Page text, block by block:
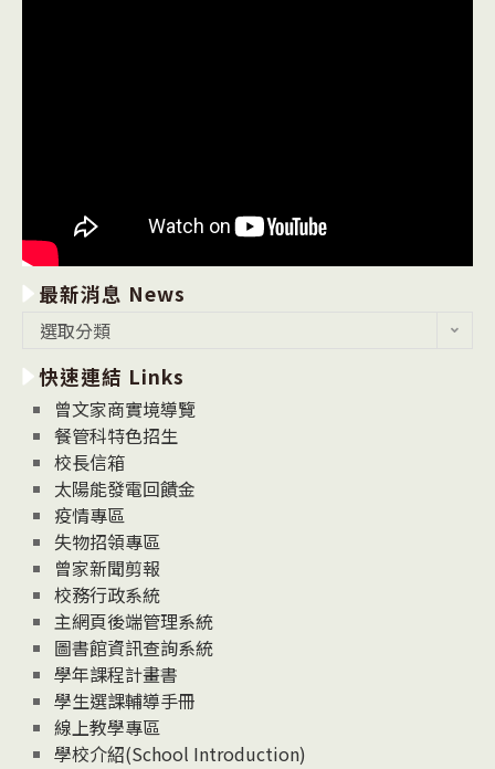
最新消息 News
消
息
News
選取分類
快速連結 Links
曾文家商實境導覽
餐管科特色招生
校長信箱
太陽能發電回饋金
疫情專區
失物招領專區
曾家新聞剪報
校務行政系統
主網頁後端管理系統
圖書館資訊查詢系統
學年課程計畫書
學生選課輔導手冊
線上教學專區
學校介紹(School Introduction)